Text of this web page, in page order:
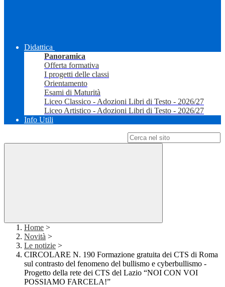
Didattica
Panoramica
Offerta formativa
I progetti delle classi
Orientamento
Esami di Maturità
Liceo Classico - Adozioni Libri di Testo - 2026/27
Liceo Artistico - Adozioni Libri di Testo - 2026/27
Info Utili
Home >
Novità >
Le notizie >
CIRCOLARE N. 190 Formazione gratuita dei CTS di Roma
sul contrasto del fenomeno del bullismo e cyberbullismo -
Progetto della rete dei CTS del Lazio “NOI CON VOI
POSSIAMO FARCELA!”